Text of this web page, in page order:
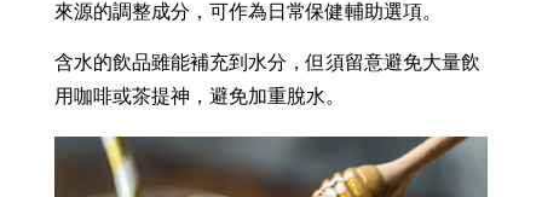
來源的調整成分，可作為日常保健輔助選項。
含水的飲品雖能補充到水分，但須留意避免大量飲
用咖啡或茶提神，避免加重脫水。